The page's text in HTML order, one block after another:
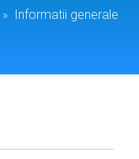
Informatii generale